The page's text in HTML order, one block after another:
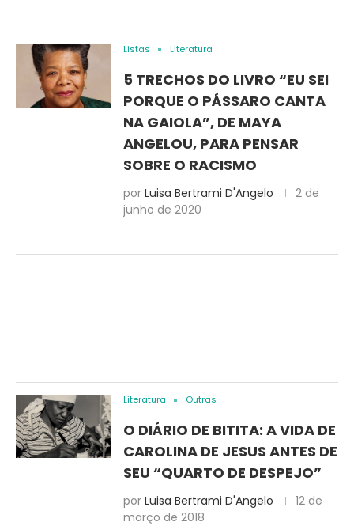
Listas Literatura
5 TRECHOS DO LIVRO “EU SEI
PORQUE O PÁSSARO CANTA
NA GAIOLA”, DE MAYA
ANGELOU, PARA PENSAR
SOBRE O RACISMO
por Luisa Bertrami D'Angelo
2 de
junho de 2020
Literatura Outras
O DIÁRIO DE BITITA: A VIDA DE
CAROLINA DE JESUS ANTES DE
SEU “QUARTO DE DESPEJO”
por Luisa Bertrami D'Angelo
12 de
março de 2018